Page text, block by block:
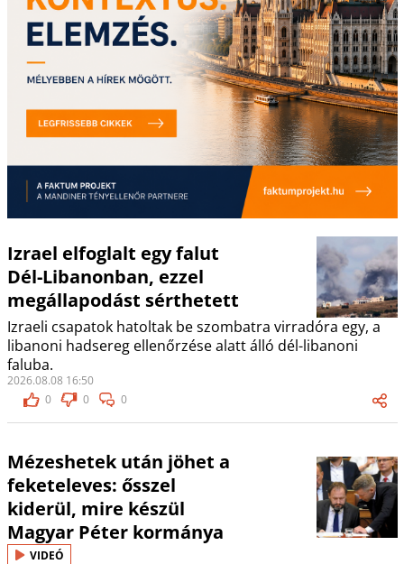
Izrael elfoglalt egy falut
Dél-Libanonban, ezzel
megállapodást sérthetett
Izraeli csapatok hatoltak be szombatra virradóra egy, a
libanoni hadsereg ellenőrzése alatt álló dél-libanoni
faluba.
2026.08.08 16:50
0
0 0
Mézeshetek után jöhet a
feketeleves: ősszel
kiderül, mire készül
Magyar Péter kormánya
VIDEÓ